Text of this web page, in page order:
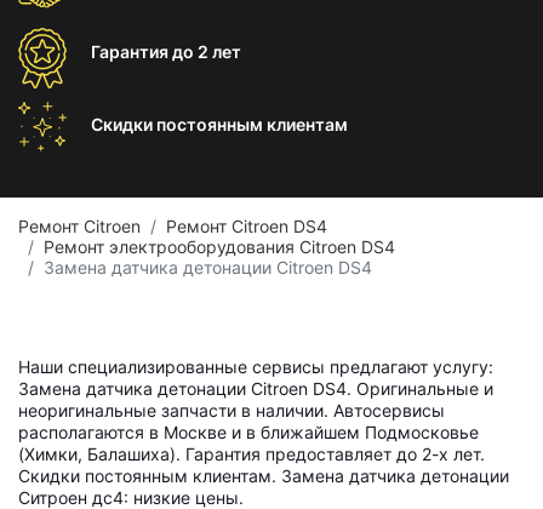
Гарантиядо 2 лет
Скидки постоянным клиентам
Ремонт Citroen
Ремонт Citroen DS4
Ремонт электрооборудования Citroen DS4
Замена датчика детонации Citroen DS4
Наши специализированные сервисы предлагают услугу:
Замена датчика детонации Citroen DS4. Оригинальные и
неоригинальные запчасти в наличии. Автосервисы
располагаются в Москве и в ближайшем Подмосковье
(Химки, Балашиха). Гарантия предоставляет до 2-х лет.
Скидки постоянным клиентам. Замена датчика детонации
Ситроен дс4: низкие цены.